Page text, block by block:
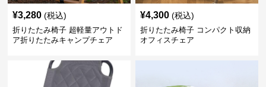
¥3,280 (税込)
折りたたみ椅子 超軽量アウトド
ア折りたたみキャンプチェア
¥4,300 (税込)
折りたたみ椅子 コンパクト収納
オフィスチェア